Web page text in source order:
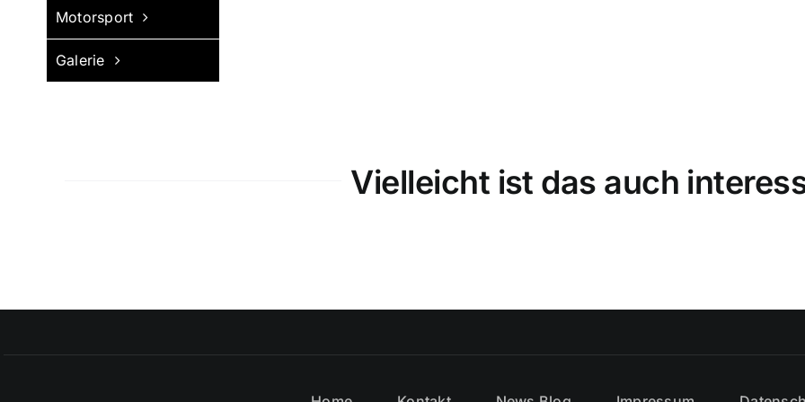
Motorsport
Galerie
Vielleicht ist das auch